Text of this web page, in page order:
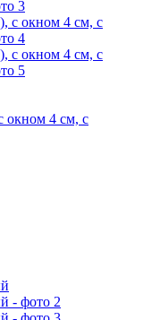
окном 4 см, с